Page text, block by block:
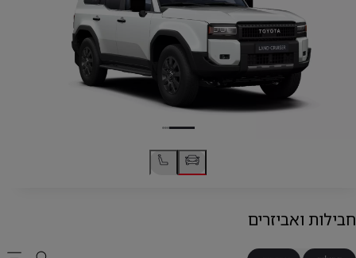
חבילות ואביזרים